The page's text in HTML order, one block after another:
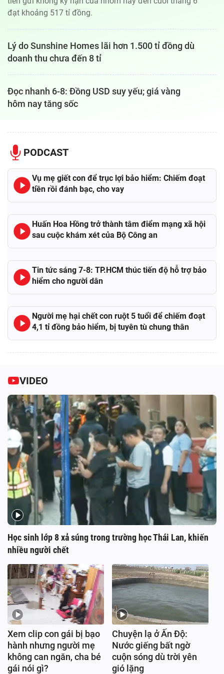
đạt khoảng 517 tỉ đồng.
Lý do Sunshine Homes lãi hơn 1.500 tỉ đồng dù
doanh thu chưa đến 8 tỉ
Đọc nhanh 6-8: Đồng USD suy yếu; giá vàng
hôm nay tăng sốc
PODCAST
Vụ mẹ giết con để trục lợi bảo hiểm: Chiếm đoạt
tiền rồi đánh bạc, cho vay
Huấn Hoa Hồng trở thành tâm điểm mạng xã hội
sau cuộc khám xét của Bộ Công an
Tin tức sáng 7-8: TP.HCM thúc tiến độ hỗ trợ bảo
hiểm cho người dân
Người mẹ hại chết con ruột 5 tuổi để chiếm đoạt
4,1 tỉ đồng bảo hiểm, bị tuyên tù chung thân
VIDEO
Học sinh lớp 8 xả súng trong trường học Thái Lan, khiến
nhiều người chết
Xem clip con gái bị bạo
hành nhưng người mẹ
không can ngăn, cha bé
gái nói gì?
Chuyện lạ ở Ấn Độ:
Nước giếng bất ngờ
cuộn sóng dù trời yên
gió lặng